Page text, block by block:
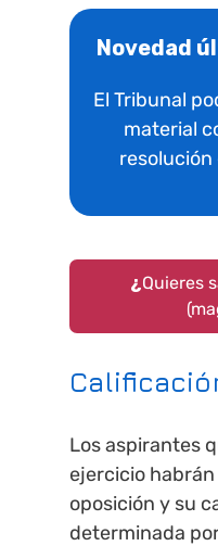
Novedad
El Tribunal
material
¿ Quieres
Los aspirantes
ejercicio
oposición y su
determinada